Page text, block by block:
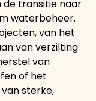
de transitie naar
waterbeheer.
van het
van verzilting
van
of het
sterke,